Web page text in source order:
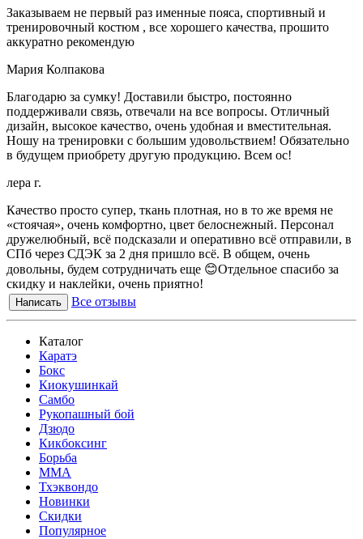
Заказываем не первый раз именные пояса, спортивный и
тренировочный костюм , все хорошего качества, прошито
аккуратно рекомендую
Мария Колпакова
Благодарю за сумку! Доставили быстро, постоянно
поддерживали связь, отвечали на все вопросы. Отличный
дизайн, высокое качество, очень удобная и вместительная.
Ношу на тренировки с большим удовольствием! Обязательно
в будущем приобрету другую продукцию. Всем ос!
лера г.
Качество просто супер, ткань плотная, но в то же время не
«стоячая», очень комфортно, цвет белоснежный. Персонал
дружелюбный, всё подсказали и оперативно всё отправили, в
СПб через СДЭК за 2 дня пришло всё. В общем, очень
довольны, будем сотрудничать еще 😊Отдельное спасибо за
скидку и наклейки, очень приятно!
Написать Все отзывы
Каталог
Каратэ
Бокс
Киокушинкай
Самбо
Рукопашный бой
Дзюдо
Кикбоксинг
Борьба
MMA
Тхэквондо
Новинки
Скидки
Популярное